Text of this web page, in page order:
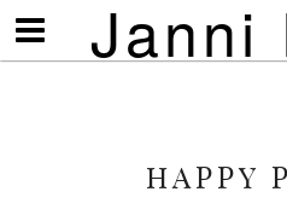
Janni
Visa/göm
meny
HAPPY